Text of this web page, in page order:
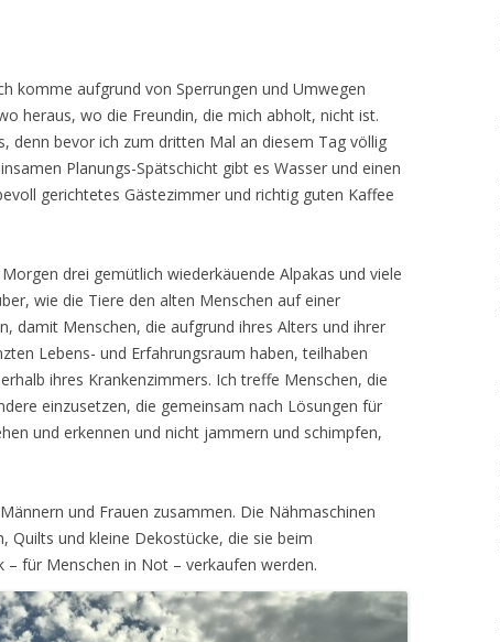
komme aufgrund von Sperrungen und Umwegen
heraus, wo die Freundin, die mich abholt, nicht ist.
denn bevor ich zum dritten Mal an diesem Tag völlig
Planungs-Spätschicht gibt es Wasser und einen
gerichtetes Gästezimmer und richtig guten Kaffee
drei gemütlich wiederkäuende Alpakas und viele
wie die Tiere den alten Menschen auf einer
damit Menschen, die aufgrund ihres Alters und ihrer
Lebens- und Erfahrungsraum haben, teilhaben
ihres Krankenzimmers. Ich treffe Menschen, die
einzusetzen, die gemeinsam nach Lösungen für
und erkennen und nicht jammern und schimpfen,
und Frauen zusammen. Die Nähmaschinen
Quilts und kleine Dekostücke, die sie beim
für Menschen in Not – verkaufen werden.